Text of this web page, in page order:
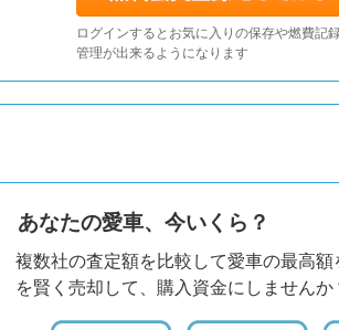
ログインするとお気に入りの保存や燃費記
管理が出来るようになります
あなたの愛車、今いくら？
複数社の査定額を比較して愛車の最高
を賢く売却して、購入資金にしませんか